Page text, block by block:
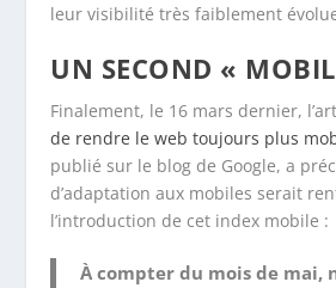
leur visibilité très faiblement
UN SECOND «
Finalement, le 16 mars dernier,
de rendre le web toujours plus
publié sur le blog de Google, a
d’adaptation aux mobiles serait
l’introduction de cet index mobile :
À compter du mois de mai,